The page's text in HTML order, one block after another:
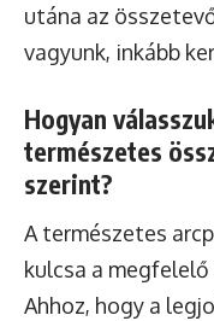
utána az
vagyunk, inkább
Hogyan
természetes
szerint?
A természetes
kulcsa a
Ahhoz, hogy a